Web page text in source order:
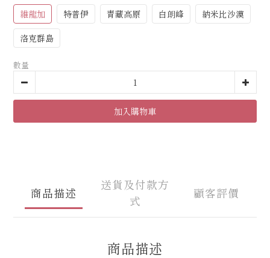
維龍加 特普伊 青藏高原 白朗峰
納米比沙漠
洛克群島
數量
加入購物車
商品描述
送貨及付款方
式
顧客評價
商品描述